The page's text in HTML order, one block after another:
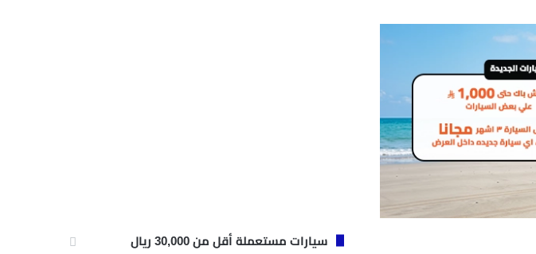
سيارات مستعملة أقل من 30,000 ريال